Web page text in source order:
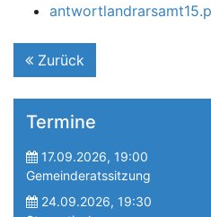
Zurück
Termine
17.09.2026, 19:00
Gemeinderatssitzung
24.09.2026, 19:30